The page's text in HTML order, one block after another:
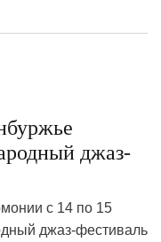
джаз-
с 14 по 15
джаз-фестиваль